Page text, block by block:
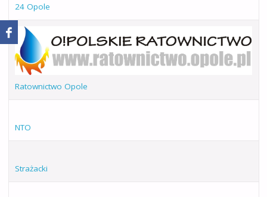
24 Opole
Ratownictwo Opole
NTO
Strażacki